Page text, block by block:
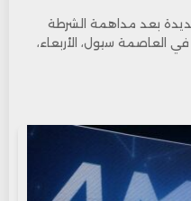
بعد مداهمة الشرطة
في العاصمة سيول، الأربعاء،